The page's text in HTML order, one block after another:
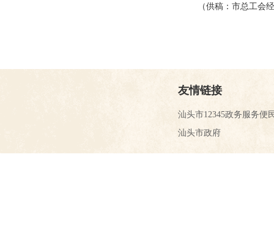
（供稿：市总工会
友情链接
汕头市12345政务服务便
汕头市政府